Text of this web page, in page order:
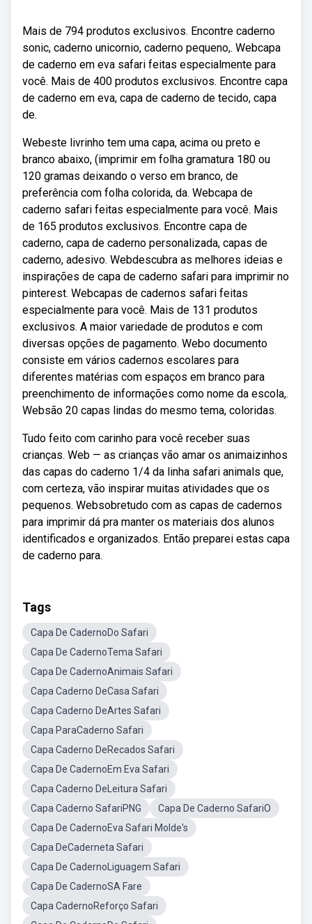
Mais de 794 produtos exclusivos. Encontre caderno
sonic, caderno unicornio, caderno pequeno,. Webcapa
de caderno em eva safari feitas especialmente para
você. Mais de 400 produtos exclusivos. Encontre capa
de caderno em eva, capa de caderno de tecido, capa
de.
Webeste livrinho tem uma capa, acima ou preto e
branco abaixo, (imprimir em folha gramatura 180 ou
120 gramas deixando o verso em branco, de
preferência com folha colorida, da. Webcapa de
caderno safari feitas especialmente para você. Mais
de 165 produtos exclusivos. Encontre capa de
caderno, capa de caderno personalizada, capas de
caderno, adesivo. Webdescubra as melhores ideias e
inspirações de capa de caderno safari para imprimir no
pinterest. Webcapas de cadernos safari feitas
especialmente para você. Mais de 131 produtos
exclusivos. A maior variedade de produtos e com
diversas opções de pagamento. Webo documento
consiste em vários cadernos escolares para
diferentes matérias com espaços em branco para
preenchimento de informações como nome da escola,.
Websão 20 capas lindas do mesmo tema, coloridas.
Tudo feito com carinho para você receber suas
crianças. Web — as crianças vão amar os animaizinhos
das capas do caderno 1/4 da linha safari animals que,
com certeza, vão inspirar muitas atividades que os
pequenos. Websobretudo com as capas de cadernos
para imprimir dá pra manter os materiais dos alunos
identificados e organizados. Então preparei estas capa
de caderno para.
Tags
Capa De CadernoDo Safari
Capa De CadernoTema Safari
Capa De CadernoAnimais Safari
Capa Caderno DeCasa Safari
Capa Caderno DeArtes Safari
Capa ParaCaderno Safari
Capa Caderno DeRecados Safari
Capa De CadernoEm Eva Safari
Capa Caderno DeLeitura Safari
Capa Caderno SafariPNG
Capa De Caderno SafariO
Capa De CadernoEva Safari Molde's
Capa DeCaderneta Safari
Capa De CadernoLiguagem Safari
Capa De CadernoSA Fare
Capa CadernoReforço Safari